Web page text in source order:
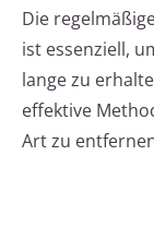
Die
ist essenziell,
lange zu
effektive
Art zu